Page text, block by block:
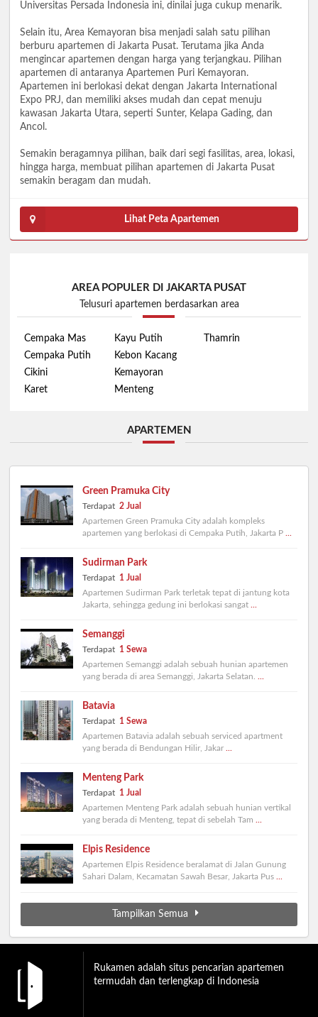
Universitas Persada Indonesia ini, dinilai juga cukup menarik.
Selain itu, Area Kemayoran bisa menjadi salah satu pilihan
berburu apartemen di Jakarta Pusat. Terutama jika Anda
mengincar apartemen dengan harga yang terjangkau. Pilihan
apartemen di antaranya Apartemen Puri Kemayoran.
Apartemen ini berlokasi dekat dengan Jakarta International
Expo PRJ, dan memiliki akses mudah dan cepat menuju
kawasan Jakarta Utara, seperti Sunter, Kelapa Gading, dan
Ancol.
Semakin beragamnya pilihan, baik dari segi fasilitas, area, lokasi,
hingga harga, membuat pilihan apartemen di Jakarta Pusat
semakin beragam dan mudah.
Lihat Peta Apartemen
AREA POPULER DI JAKARTA PUSAT
Telusuri apartemen berdasarkan area
Cempaka Mas
Cempaka Putih
Cikini
Karet
Kayu Putih
Kebon Kacang
Kemayoran
Menteng
Thamrin
APARTEMEN
Green Pramuka City
Terdapat 2 Jual
Apartemen Green Pramuka City adalah kompleks
apartemen yang berlokasi di Cempaka Putih, Jakarta P
Sudirman Park
Terdapat 1 Jual
Apartemen Sudirman Park terletak tepat di jantung kota
Jakarta, sehingga gedung ini berlokasi sangat
Semanggi
Terdapat 1 Sewa
Apartemen Semanggi adalah sebuah hunian apartemen
yang berada di area Semanggi, Jakarta Selatan.
Batavia
Terdapat 1 Sewa
Apartemen Batavia adalah sebuah serviced apartment
yang berada di Bendungan Hilir, Jakar
Menteng Park
Terdapat 1 Jual
Apartemen Menteng Park adalah sebuah hunian vertikal
yang berada di Menteng, tepat di sebelah Tam
Elpis Residence
Apartemen Elpis Residence beralamat di Jalan Gunung
Sahari Dalam, Kecamatan Sawah Besar, Jakarta Pus
Tampilkan Semua
Rukamen adalah situs pencarian apartemen
termudah dan terlengkap di Indonesia